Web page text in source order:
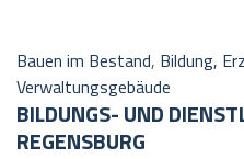
Bauen im Bestand, Bildung,
Verwaltungsgebäude
BILDUNGS- UND
REGENSBURG